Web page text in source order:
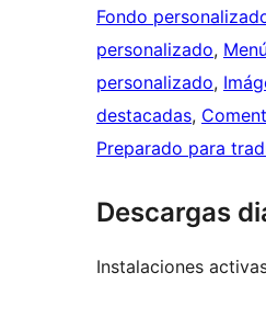
Fondo
personalizado, Menú
personalizado,
destacadas,
Preparado para
Descargas
Instalaciones